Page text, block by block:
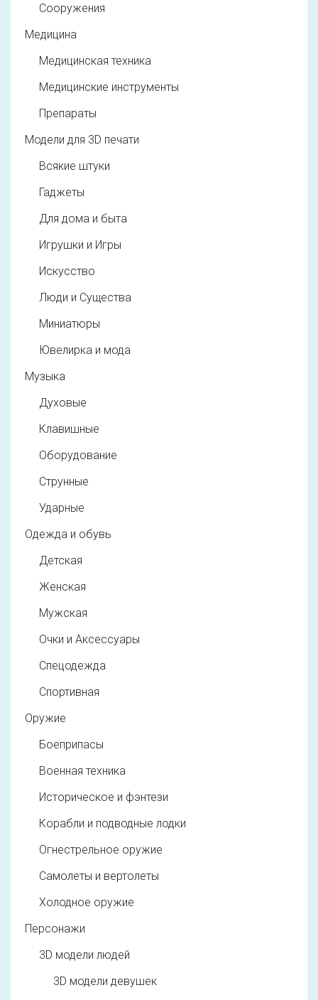
Сооружения
Медицина
Медицинская техника
Медицинские инструменты
Препараты
Модели для 3D печати
Всякие штуки
Гаджеты
Для дома и быта
Игрушки и Игры
Искусство
Люди и Существа
Миниатюры
Ювелирка и мода
Музыка
Духовые
Клавишные
Оборудование
Струнные
Ударные
Одежда и обувь
Детская
Женская
Мужская
Очки и Аксессуары
Спецодежда
Спортивная
Оружие
Боеприпасы
Военная техника
Историческое и фэнтези
Корабли и подводные лодки
Огнестрельное оружие
Самолеты и вертолеты
Холодное оружие
Персонажи
3D модели людей
3D модели девушек